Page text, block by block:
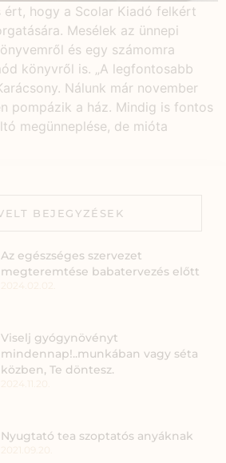
hogy a Scolar Kiadó felkért
Mesélek az ünnepi
és egy számomra
könyvről is. „A legfontosabb
Nálunk már november
pompázik a ház. Mindig is fontos
megünneplése, de mióta
BEJEGYZÉSEK
Az egészséges szervezet
megteremtése babatervezés előtt
Viselj gyógynövényt
mindennap!..munkában vagy séta
közben, Te döntesz.
Nyugtató tea szoptatós anyáknak